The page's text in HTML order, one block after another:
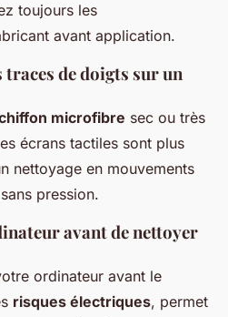
toujours les
avant application.
de doigts sur un
microfibre sec ou très
écrans tactiles sont plus
nettoyage en mouvements
pression.
avant de nettoyer
ordinateur avant le
risques électriques, permet